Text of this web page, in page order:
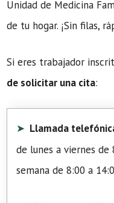
Unidad de Medicina
de tu hogar. ¡Sin filas,
Si eres trabajador
de solicitar una cita:
Llamada
de lunes a viernes de
semana de 8:00 a